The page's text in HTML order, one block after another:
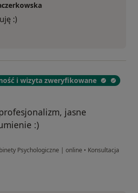
:)
i wizyta zweryfikowane
jasne
:)
Psychologiczne | online • Konsultacja